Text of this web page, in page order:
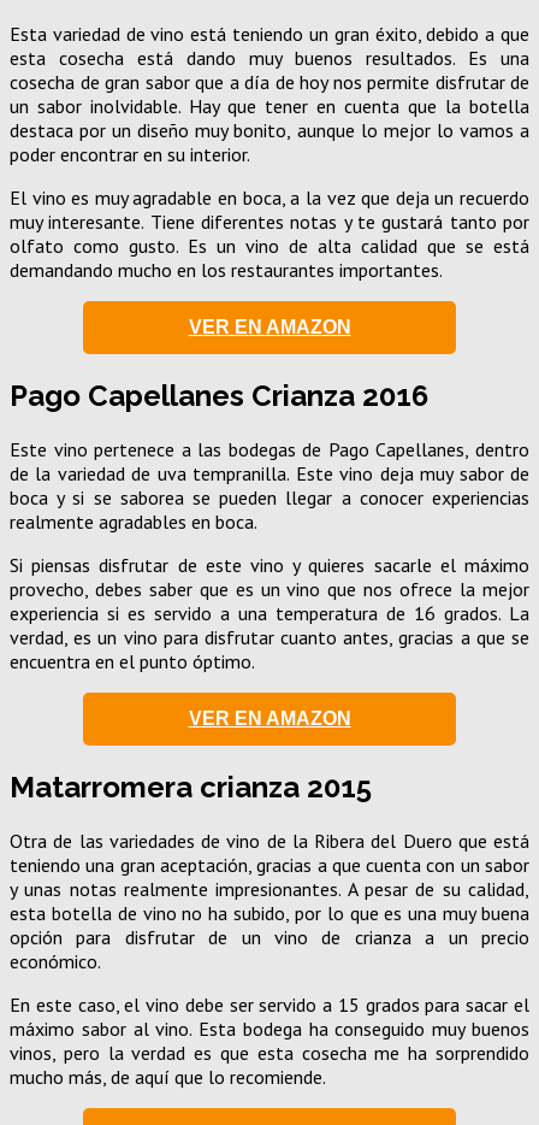
Esta variedad de vino está teniendo un gran éxito, debido a que
esta cosecha está dando muy buenos resultados. Es una
cosecha de gran sabor que a día de hoy nos permite disfrutar de
un sabor inolvidable. Hay que tener en cuenta que la botella
destaca por un diseño muy bonito, aunque lo mejor lo vamos a
poder encontrar en su interior.
El vino es muy agradable en boca, a la vez que deja un recuerdo
muy interesante. Tiene diferentes notas y te gustará tanto por
olfato como gusto. Es un vino de alta calidad que se está
demandando mucho en los restaurantes importantes.
VER EN AMAZON
Pago Capellanes Crianza 2016
Este vino pertenece a las bodegas de Pago Capellanes, dentro
de la variedad de uva tempranilla. Este vino deja muy sabor de
boca y si se saborea se pueden llegar a conocer experiencias
realmente agradables en boca.
Si piensas disfrutar de este vino y quieres sacarle el máximo
provecho, debes saber que es un vino que nos ofrece la mejor
experiencia si es servido a una temperatura de 16 grados. La
verdad, es un vino para disfrutar cuanto antes, gracias a que se
encuentra en el punto óptimo.
VER EN AMAZON
Matarromera crianza 2015
Otra de las variedades de vino de la Ribera del Duero que está
teniendo una gran aceptación, gracias a que cuenta con un sabor
y unas notas realmente impresionantes. A pesar de su calidad,
esta botella de vino no ha subido, por lo que es una muy buena
opción para disfrutar de un vino de crianza a un precio
económico.
En este caso, el vino debe ser servido a 15 grados para sacar el
máximo sabor al vino. Esta bodega ha conseguido muy buenos
vinos, pero la verdad es que esta cosecha me ha sorprendido
mucho más, de aquí que lo recomiende.